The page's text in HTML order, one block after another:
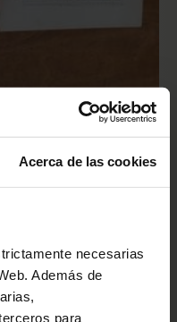
Acerca de las cookies
necesarias
Además de
para
Mateu? El
legado